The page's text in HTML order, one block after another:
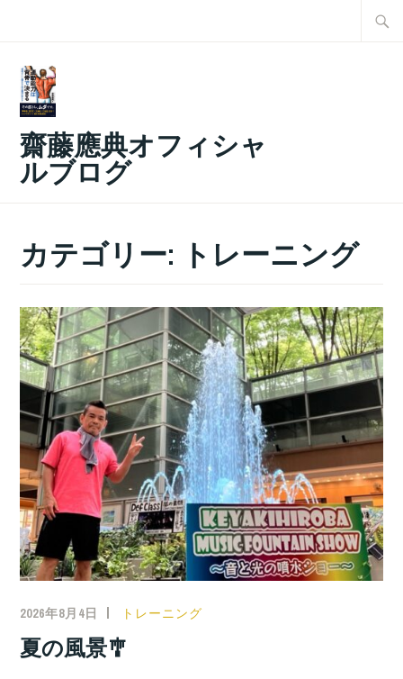
齋藤應典オフィシャ
ルブログ
カテゴリー: トレーニング
2026年8月4日 トレーニング
夏の風景🎐